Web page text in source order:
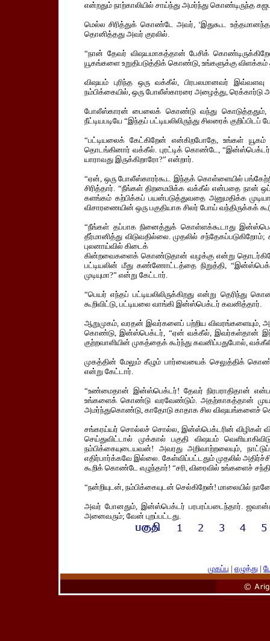
என்றதும் நாற்காலியில் சாய்ந்து அமர்ந்து கொண்டிருந்த
மெல்ல சிரித்துக் கொண்டே அவர், ‘இதுகூட
தொனித்தது அவர் குரலில்.
“நான் தேவர் விஷயமாகத்தான் பேசிக்
யூகங்களை உறுதிபடுத்திக் கொண்டு, உங்களுக்கு விளக்கம்
விஷயம் புரிந்த ஒரு வக்கீல், பிரபலமானவர்
நம்பிக்கையில், ஒரு போலீஸ்காரரை அழைத்து, ரெக்கார்டு
போலீஸ்காரன் பைலைக் கொண்டு வந்து கொடுத்ததும்,
நீட்டியபடியே “இந்தப் பட்டியலிலிருந்து சிலரைக் குறிப்பிடப்
“பட்டியலைக் கேட்கிறேன் என்கிறபோதே, உங்கள் யூகம்
தொடங்கினார் வக்கீல். புரட்டிக் கொண்டே,
யாராவது இருக்கிறாரோ?” என்றார்.
“ஏன், ஒரு போலீஸ்காரர்கூட இந்தக் கொள்ளையில்
சிரித்தார். “நீங்கள் திறமைமிக்க வக்கீல் என்பதை நான்
களங்கம் கற்பிக்கப் பயன்படுத்துவதை அனுமதிக்க
விசாரணையின் ஒரு பகுதியாக சிலர் போய் வந்திருக்கக்
“நீங்கள் தப்பாக நினைத்துக் கொள்ளக்கூடாது
தீர்மானித்து விடுவதில்லை. முதலில்
புலனாய்வில் கிடைக்
கின்றவைகளைக் கொண்டுதான் வழக்கு என்று
பட்டியலின் மீது கண்ணோட்டத்தை நிறுத்தி,
முடியுமா?” என்று கேட்டார்.
“பெயர் எந்தப் பட்டியலிலிருக்கிறது என்று தெரிந்து
கூறிவிட்டு, பட்டியலை வாங்கி இன்ஸ்பெக்டர் கவனித்தார்.
ஆறுமுகம், வரதன் இவர்களைப் பற்றிய விவரங்களையும்,
கொண்டு, இன்ஸ்பெக்டர், “ஏன் வக்கீல், இவர்கள்தான்
குற்றவாளியின் முகத்தைக் கூர்ந்து கவனிப்பதுபோல்,
முகத்தின் மேலும் கீழும் பார்வையைக் செலுத்திக்
என்று கேட்டார்.
“உண்மைதான் இன்ஸ்பெக்டர்! தேவர் நிரபராதிதான்
உங்களைக் கொண்டு வரவேண்டும். அதற்காகத்தான்
அமர்ந்துகொண்டு, காதோடு காதாக சில விஷயங்களைச்
சங்கரய்யர் சொல்லச் சொல்ல, இன்ஸ்பெக்டரின் விழிகள்
செய்துவிட்டால் முக்கால் பகுதி விஷயம்
நம்பிக்கையுடையவன்! அவரது அறிவாற்றலையும்,
எதிர்பார்க்கவே இல்லை. கேள்விப்பட்டதும் முதலில்
கூறிக் கொண்டே எழுந்தார்! “சரி, விரைவில் உங்களைச்
“நன்றியுடன், நம்பிக்கையுடன் செல்கிறேன்! மாலையில்
அவர் போனதும், இன்ஸ்பெக்டர் பரபரப்படைந்தார்.
அனைவரும்; வேன் புறப்பட்டது.
முகப்பு | எழுத்து |